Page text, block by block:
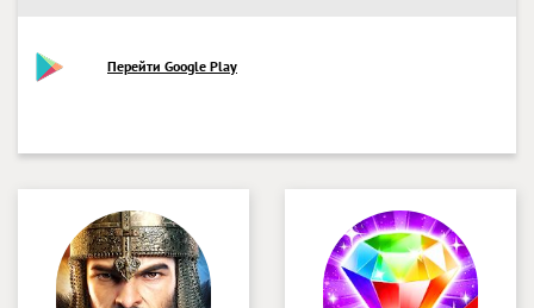
Перейти Google Play